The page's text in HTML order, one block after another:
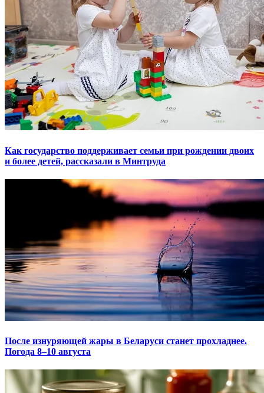
Как государство поддерживает семьи при рождении двоих
и более детей, рассказали в Минтруда
После изнуряющей жары в Беларуси станет прохладнее.
Погода 8–10 августа